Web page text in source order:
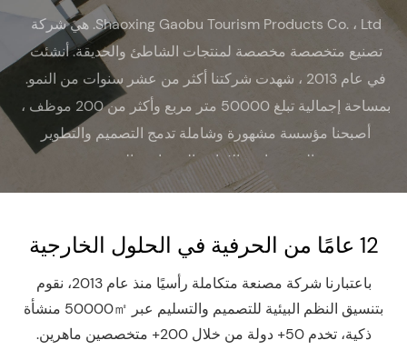
Shaoxing Gaobu Tourism Products Co. ، Ltd. هي شركة
تصنيع متخصصة مخصصة لمنتجات الشاطئ والحديقة. أنشئت
في عام 2013 ، شهدت شركتنا أكثر من عشر سنوات من النمو.
بمساحة إجمالية تبلغ 50000 متر مربع وأكثر من 200 موظف ،
أصبحنا مؤسسة مشهورة وشاملة تدمج التصميم والتطوير
والمشتريات والإنتاج والمبيعات والخدمة.
12 عامًا من الحرفية في الحلول الخارجية
باعتبارنا شركة مصنعة متكاملة رأسيًا منذ عام 2013، نقوم
بتنسيق النظم البيئية للتصميم والتسليم عبر 50000㎡ منشأة
ذكية، تخدم 50+ دولة من خلال 200+ متخصصين ماهرين.